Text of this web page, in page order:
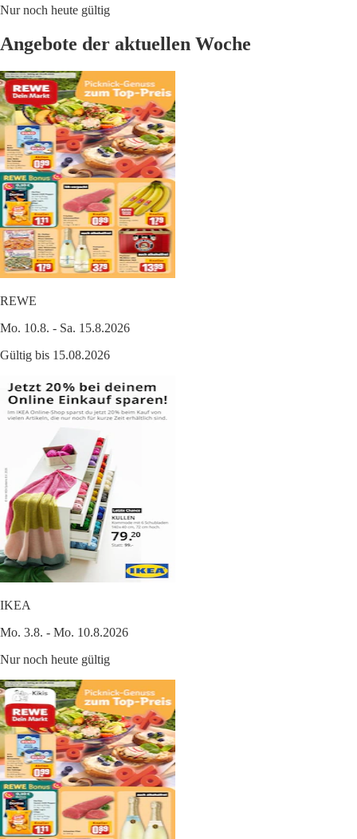
Nur noch heute gültig
Angebote der aktuellen Woche
REWE
Mo. 10.8. - Sa. 15.8.2026
Gültig bis 15.08.2026
IKEA
Mo. 3.8. - Mo. 10.8.2026
Nur noch heute gültig